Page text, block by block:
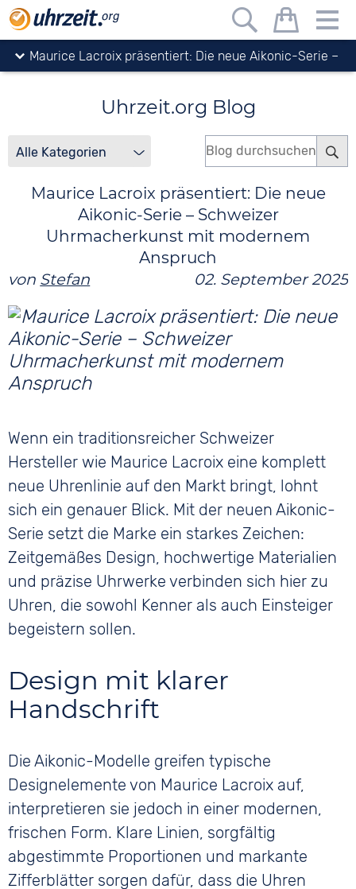
Uhrzeit.org
Blog
Maurice Lacroix präsentiert: Die neue Aikonic-Serie –
Uhrzeit.org Blog
Maurice Lacroix präsentiert: Die neue
Aikonic-Serie – Schweizer
Uhrmacherkunst mit modernem
Anspruch
von Stefan 02. September 2025
Wenn ein traditionsreicher Schweizer
Hersteller wie Maurice Lacroix eine komplett
neue Uhrenlinie auf den Markt bringt, lohnt
sich ein genauer Blick. Mit der neuen Aikonic-
Serie setzt die Marke ein starkes Zeichen:
Zeitgemäßes Design, hochwertige Materialien
und präzise Uhrwerke verbinden sich hier zu
Uhren, die sowohl Kenner als auch Einsteiger
begeistern sollen.
Design mit klarer
Handschrift
Die Aikonic-Modelle greifen typische
Designelemente von Maurice Lacroix auf,
interpretieren sie jedoch in einer modernen,
frischen Form. Klare Linien, sorgfältig
abgestimmte Proportionen und markante
Zifferblätter sorgen dafür, dass die Uhren